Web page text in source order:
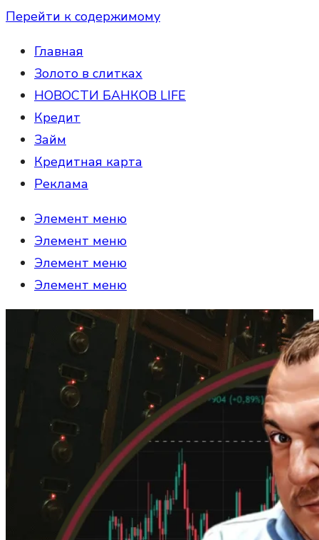
Перейти к содержимому
Главная
Золото в слитках
НОВОСТИ БАНКОВ LIFE
Кредит
Займ
Кредитная карта
Реклама
Элемент меню
Элемент меню
Элемент меню
Элемент меню